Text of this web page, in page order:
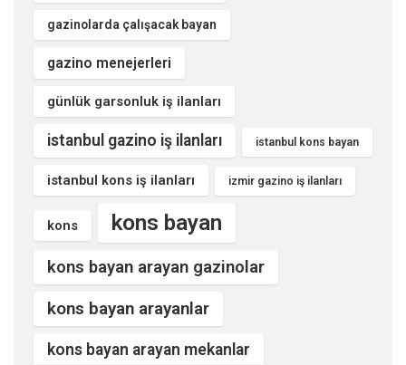
gazinolarda çalışacak bayan
gazino menejerleri
günlük garsonluk iş ilanları
istanbul gazino iş ilanları istanbul kons bayan
istanbul kons iş ilanları izmir gazino iş ilanları
kons kons bayan
kons bayan arayan gazinolar
kons bayan arayanlar
kons bayan arayan mekanlar